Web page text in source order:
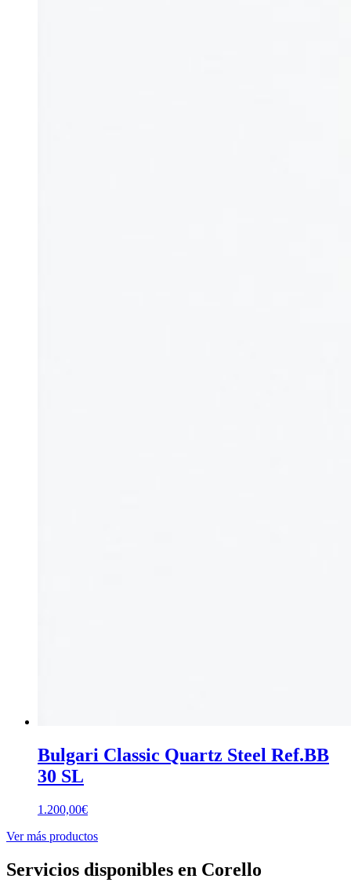
Bulgari Classic Quartz Steel Ref.BB
30 SL
1.200,00€
Ver más productos
Servicios disponibles en Corello